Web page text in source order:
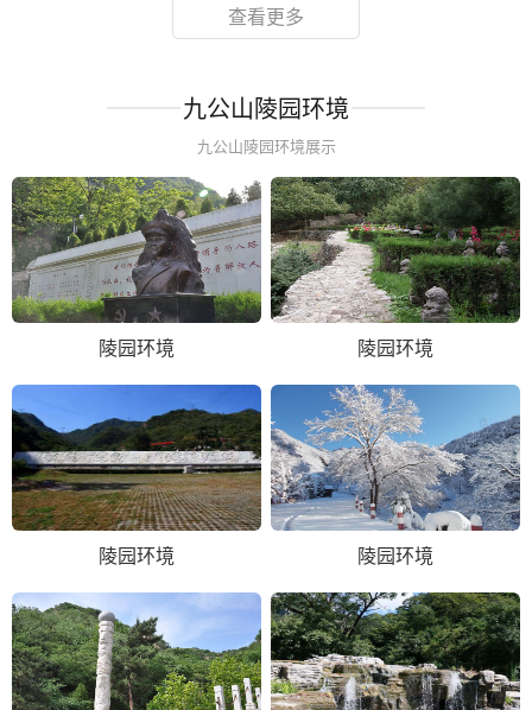
查看更多
九公山陵园环境
九公山陵园环境展示
陵园环境 陵园环境
陵园环境 陵园环境